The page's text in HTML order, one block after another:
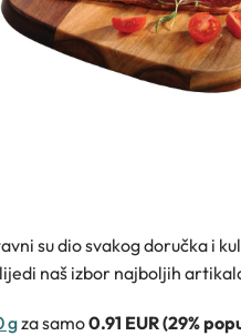
su dio svakog doručka i
naš izbor najboljih
gza samo0.91 EUR (29%